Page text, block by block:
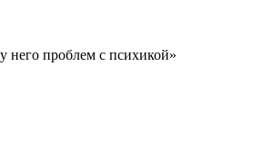
него проблем с психикой»